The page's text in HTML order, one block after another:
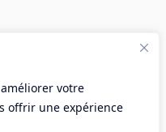
votre
offrir une expérience
34140 Mèze
30